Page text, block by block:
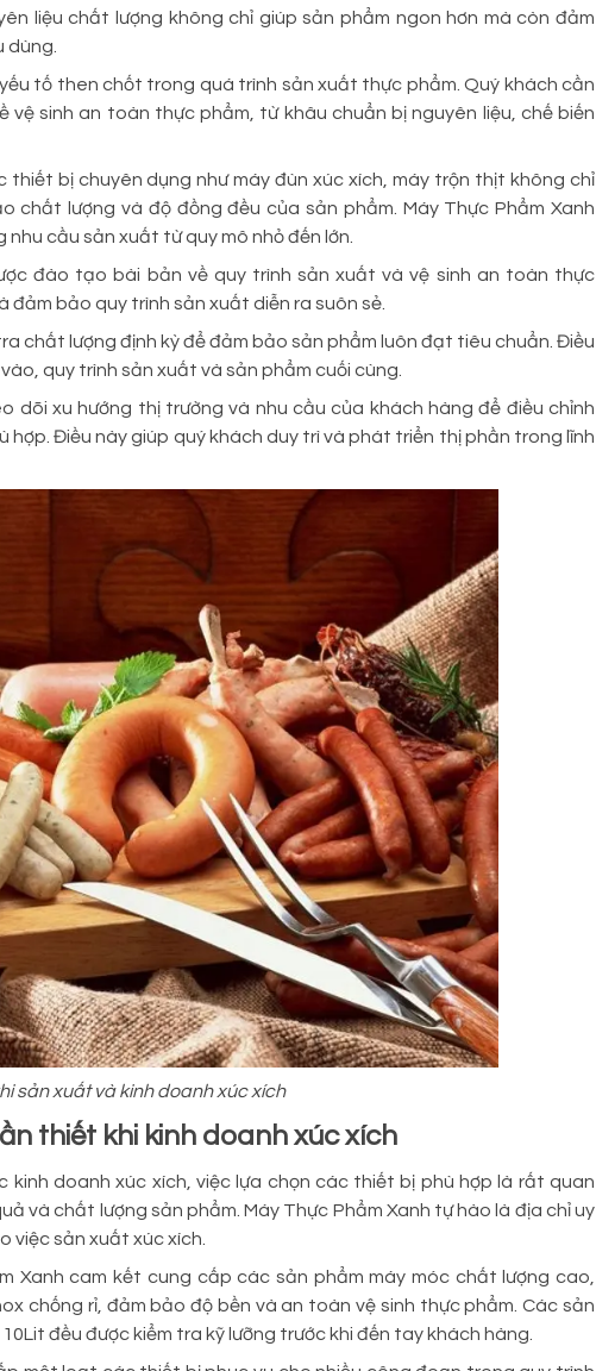
liệu chất lượng không chỉ giúp sản phẩm ngon hơn mà còn đảm
yếu tố then chốt trong quá trình sản xuất thực phẩm. Quý khách cần
sinh an toàn thực phẩm, từ khâu chuẩn bị nguyên liệu, chế biến
thiết bị chuyên dụng như máy đùn xúc xích, máy trộn thịt không chỉ
chất lượng và độ đồng đều của sản phẩm. Máy Thực Phẩm Xanh
cầu sản xuất từ quy mô nhỏ đến lớn.
đào tạo bài bản về quy trình sản xuất và vệ sinh an toàn thực
đảm bảo quy trình sản xuất diễn ra suôn sẻ.
chất lượng định kỳ để đảm bảo sản phẩm luôn đạt tiêu chuẩn. Điều
quy trình sản xuất và sản phẩm cuối cùng.
dõi xu hướng thị trường và nhu cầu của khách hàng để điều chỉnh
hợp. Điều này giúp quý khách duy trì và phát triển thị phần trong lĩnh
sản xuất và kinh doanh xúc xích
thiết khi kinh doanh xúc xích
kinh doanh xúc xích, việc lựa chọn các thiết bị phù hợp là rất quan
và chất lượng sản phẩm. Máy Thực Phẩm Xanh tự hào là địa chỉ uy
việc sản xuất xúc xích.
Xanh cam kết cung cấp các sản phẩm máy móc chất lượng cao,
chống rỉ, đảm bảo độ bền và an toàn vệ sinh thực phẩm. Các sản
đều được kiểm tra kỹ lưỡng trước khi đến tay khách hàng.